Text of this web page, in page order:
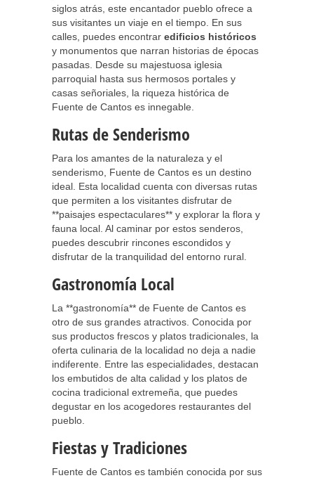
siglos atrás, este encantador pueblo ofrece a
sus visitantes un viaje en el tiempo. En sus
calles, puedes encontrar edificios históricos
y monumentos que narran historias de épocas
pasadas. Desde su majestuosa iglesia
parroquial hasta sus hermosos portales y
casas señoriales, la riqueza histórica de
Fuente de Cantos es innegable.
Rutas de Senderismo
Para los amantes de la naturaleza y el
senderismo, Fuente de Cantos es un destino
ideal. Esta localidad cuenta con diversas rutas
que permiten a los visitantes disfrutar de
**paisajes espectaculares** y explorar la flora y
fauna local. Al caminar por estos senderos,
puedes descubrir rincones escondidos y
disfrutar de la tranquilidad del entorno rural.
Gastronomía Local
La **gastronomía** de Fuente de Cantos es
otro de sus grandes atractivos. Conocida por
sus productos frescos y platos tradicionales, la
oferta culinaria de la localidad no deja a nadie
indiferente. Entre las especialidades, destacan
los embutidos de alta calidad y los platos de
cocina tradicional extremeña, que puedes
degustar en los acogedores restaurantes del
pueblo.
Fiestas y Tradiciones
Fuente de Cantos es también conocida por sus